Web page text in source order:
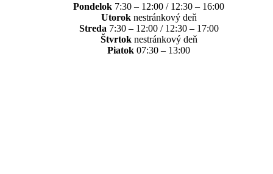
Pondelok 7:30 – 12:00 / 12:30 – 16:00
Utoroknestránkový deň
Streda 7:30 – 12:00 / 12:30 – 17:00
Štvrtoknestránkový deň
Piatok 07:30 – 13:00